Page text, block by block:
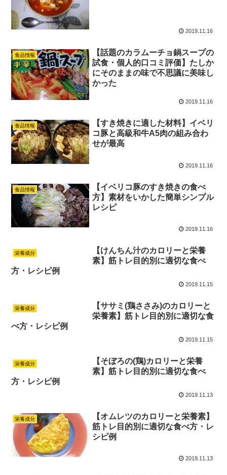
2019.11.16
食品情報
【話題のカラムーチョ鍋スープの
試食・個人的口コミ評価】たしか
にそのままの味で不思議に美味し
かった
2019.11.16
食品情報
【すき焼きに適した材料】イベリ
コ豚と高級和牛A5肉の組み合わ
せが最高
2019.11.16
食品情報
【イベリコ豚のすき焼きの食べ
方】素材をいかした簡単シンプル
レシピ
2019.11.16
栄養成分
【けんちん汁のカロリーと栄養
素】筋トレ目的別に適切な食べ
方・レシピ例
2019.11.15
栄養成分
【ササミ(鶏ささみ)のカロリーと
栄養素】筋トレ目的別に適切な食
べ方・レシピ例
2019.11.15
栄養成分
【そぼろの(鶏)カロリーと栄養
素】筋トレ目的別に適切な食べ
方・レシピ例
2019.11.13
栄養成分
【オムレツのカロリーと栄養素】
筋トレ目的別に適切な食べ方・レ
シピ例
2019.11.13